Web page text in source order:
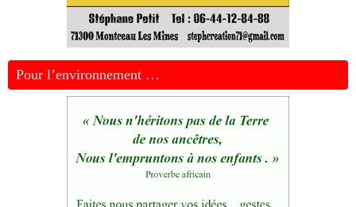
Pour l’environnement …